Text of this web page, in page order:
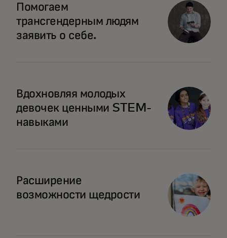
Помогаем
трансгендерным людям
заявить о себе.
opens in a new tab
Вдохновляя молодых
девочек ценными STEM-
навыками
opens in a new tab
Расширение
возможности щедрости
opens in a new tab